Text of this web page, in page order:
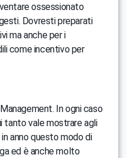
ossessionato
Dovresti preparati
ma anche per i
come incentivo per
In ogni caso
tanto vale mostrare agli
anno questo modo di
ed è anche molto